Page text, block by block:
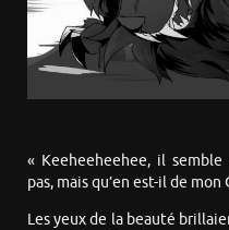
« Keeheeheehee, il
pas, mais qu’en est-il de
Les yeux de la beauté